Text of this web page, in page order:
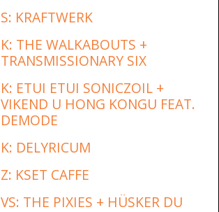
S: KRAFTWERK
K: THE WALKABOUTS +
TRANSMISSIONARY SIX
K: ETUI ETUI SONICZOIL +
VIKEND U HONG KONGU FEAT.
DEMODE
K: DELYRICUM
Z: KSET CAFFE
VS: THE PIXIES + HÜSKER DU